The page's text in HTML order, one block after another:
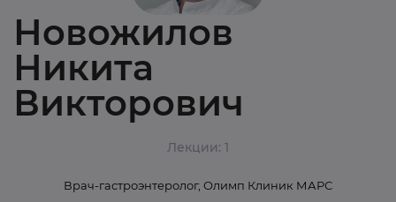
Новожилов
Никита
Викторович
Лекции: 1
Врач-гастроэнтеролог, Олимп Клиник МАРС